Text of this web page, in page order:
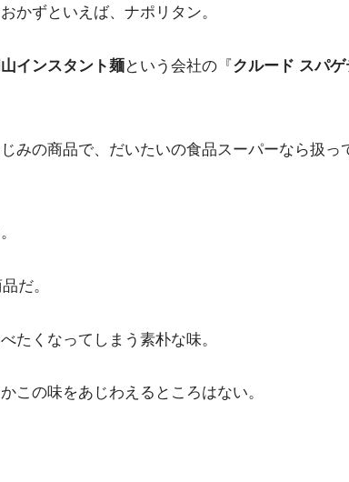
かずといえば、ナポリタン。
インスタント麺という会社の『クルード スパ
みの商品で、だいたいの食品スーパーなら扱っ
だ。
たくなってしまう素朴な味。
この味をあじわえるところはない。